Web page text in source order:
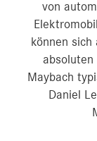
von
können
absoluten
Maybach
Daniel